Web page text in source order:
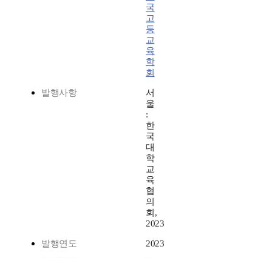
국
고
등
교
육
학
회
발행사항
서
울
:
한
국
대
학
교
육
협
의
회,
2023
발행연도 2023